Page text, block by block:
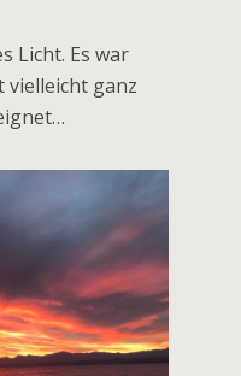
(nicht im
bellt mitten
wissen nicht
er sich direkt
und will